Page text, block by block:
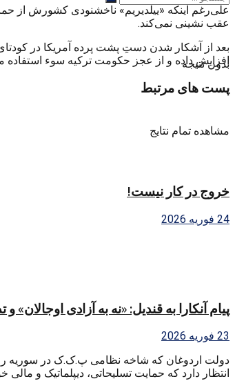
بدون نتیجه
مشاهده تمام نتایج
علی‌رغم اینکه «ییلدیریم» ناخشنودی کشورش از
عقب نشینی نمی‌کند.
افزایش داده و از عجز حکومت ترکیه سوء استفاده
پست های مرتبط
خروج در کار نیست!
24 فوریه 2026
پیام آنکارا به قندیل: «نه به آزادی اوجالان»
23 فوریه 2026
دولت اردوغان که شاخه نظامی پ.ک.ک در سوریه را
انتظار دارد که حمایت تسلیحاتی، دیپلماتیک و